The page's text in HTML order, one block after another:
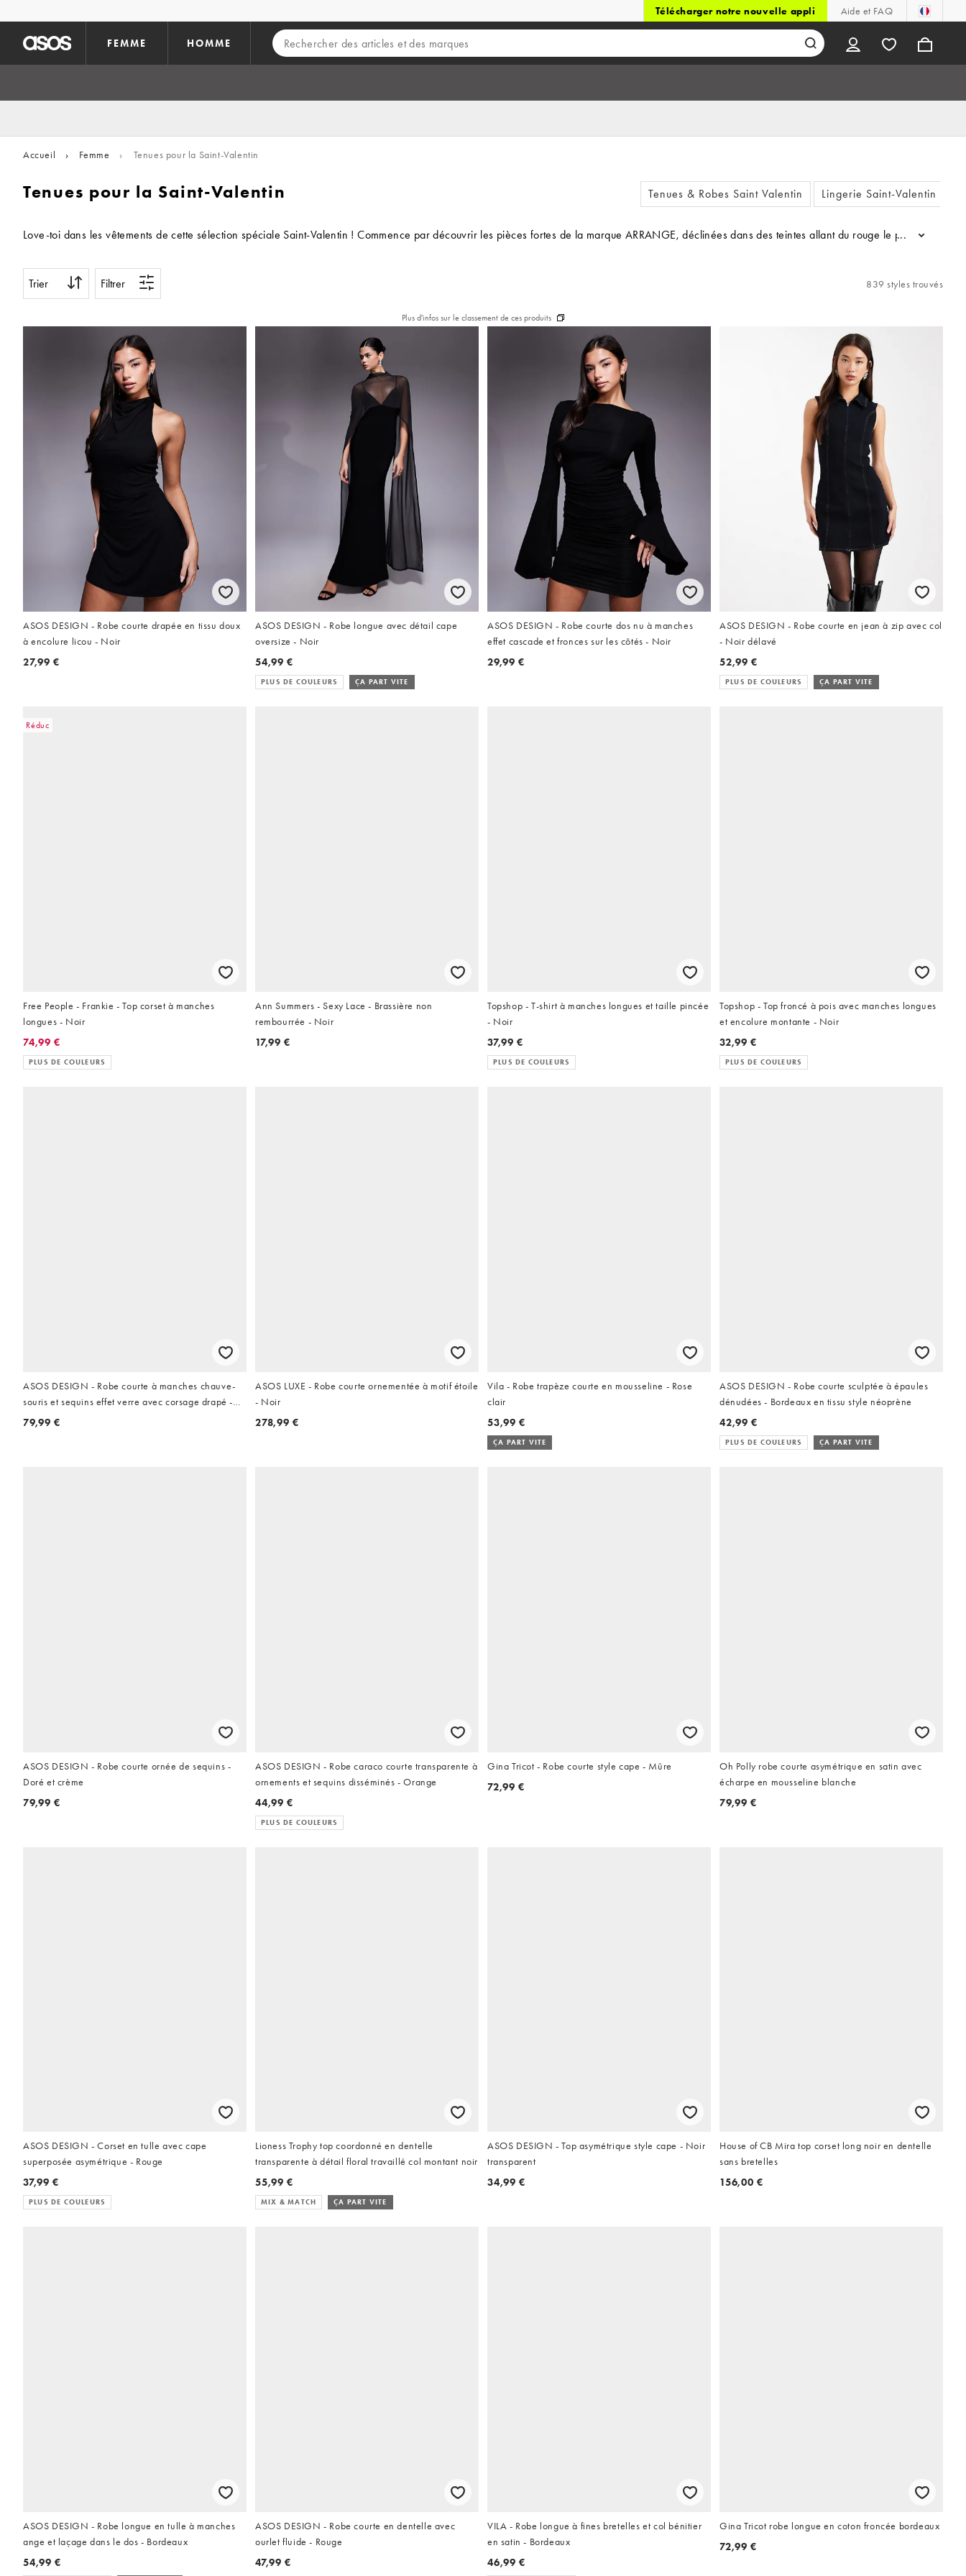
Télécharger notre nouvelle appli Aide et FAQ
FEMME HOMME
Accueil › Femme › Tenues pour la Saint-Valentin
Tenues pour la Saint-Valentin Tenues & Robes Saint Valentin Lingerie Saint-Valentin
Love-toi dans les vêtements de cette sélection spéciale Saint-Valentin ! Commence par découvrir les pièces fortes de la marque ARRANGE, déclinées dans des teintes allant du rouge le plus
...
Trier Filtrer 839 styles trouvés
Plus d'infos sur le classement de ces produits
ASOS DESIGN - Robe courte drapée en tissu doux
à encolure licou - Noir
27,99 €
ASOS DESIGN - Robe longue avec détail cape
oversize - Noir
54,99 €
PLUS DE COULEURS ÇA PART VITE
ASOS DESIGN - Robe courte dos nu à manches
effet cascade et fronces sur les côtés - Noir
29,99 €
ASOS DESIGN - Robe courte en jean à zip avec col
- Noir délavé
52,99 €
PLUS DE COULEURS ÇA PART VITE
Réduc
Free People - Frankie - Top corset à manches
longues - Noir
74,99 €
PLUS DE COULEURS
Ann Summers - Sexy Lace - Brassière non
rembourrée - Noir
17,99 €
Topshop - T-shirt à manches longues et taille pincée
- Noir
37,99 €
PLUS DE COULEURS
Topshop - Top froncé à pois avec manches longues
et encolure montante - Noir
32,99 €
PLUS DE COULEURS
ASOS DESIGN - Robe courte à manches chauve-
souris et sequins effet verre avec corsage drapé -
Bleu
79,99 €
ASOS LUXE - Robe courte ornementée à motif étoile
- Noir
278,99 €
Vila - Robe trapèze courte en mousseline - Rose
clair
53,99 €
ÇA PART VITE
ASOS DESIGN - Robe courte sculptée à épaules
dénudées - Bordeaux en tissu style néoprène
42,99 €
PLUS DE COULEURS ÇA PART VITE
ASOS DESIGN - Robe courte ornée de sequins -
Doré et crème
79,99 €
ASOS DESIGN - Robe caraco courte transparente à
ornements et sequins disséminés - Orange
44,99 €
PLUS DE COULEURS
Gina Tricot - Robe courte style cape - Mûre
72,99 €
Oh Polly robe courte asymétrique en satin avec
écharpe en mousseline blanche
79,99 €
ASOS DESIGN - Corset en tulle avec cape
superposée asymétrique - Rouge
37,99 €
PLUS DE COULEURS
Lioness Trophy top coordonné en dentelle
transparente à détail floral travaillé col montant noir
55,99 €
MIX & MATCH ÇA PART VITE
ASOS DESIGN - Top asymétrique style cape - Noir
transparent
34,99 €
House of CB Mira top corset long noir en dentelle
sans bretelles
156,00 €
ASOS DESIGN - Robe longue en tulle à manches
ange et laçage dans le dos - Bordeaux
54,99 €
ASOS DESIGN - Robe courte en dentelle avec
ourlet fluide - Rouge
47,99 €
VILA - Robe longue à fines bretelles et col bénitier
en satin - Bordeaux
46,99 €
Gina Tricot robe longue en coton froncée bordeaux
72,99 €